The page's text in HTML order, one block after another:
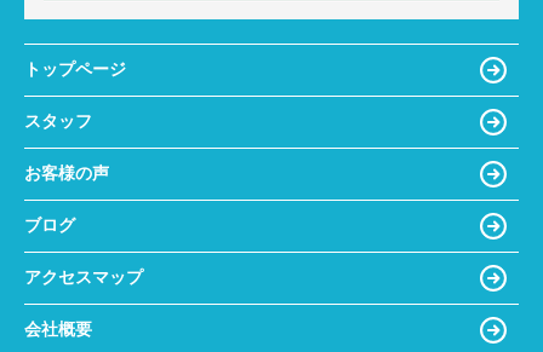
トップページ
スタッフ
お客様の声
ブログ
アクセスマップ
会社概要